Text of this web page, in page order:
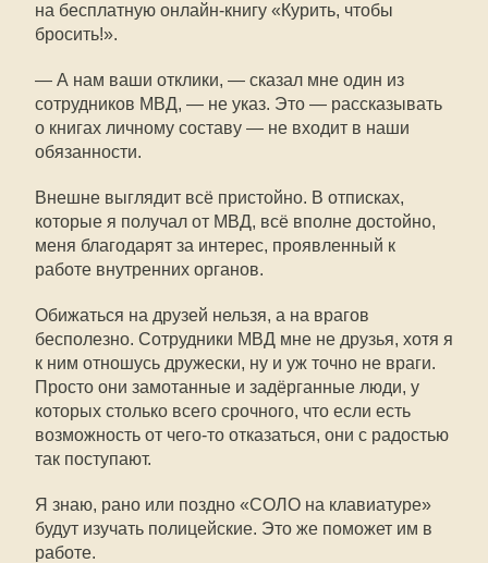
на бесплатную онлайн-книгу «Курить, чтобы
бросить!».
— А нам ваши отклики, — сказал мне один из
сотрудников МВД, — не указ. Это — рассказывать
о книгах личному составу — не входит в наши
обязанности.
Внешне выглядит всё пристойно. В отписках,
которые я получал от МВД, всё вполне достойно,
меня благодарят за интерес, проявленный к
работе внутренних органов.
Обижаться на друзей нельзя, а на врагов
бесполезно. Сотрудники МВД мне не друзья, хотя я
к ним отношусь дружески, ну и уж точно не враги.
Просто они замотанные и задёрганные люди, у
которых столько всего срочного, что если есть
возможность от чего-то отказаться, они с радостью
так поступают.
Я знаю, рано или поздно «СОЛО на клавиатуре»
будут изучать полицейские. Это же поможет им в
работе.